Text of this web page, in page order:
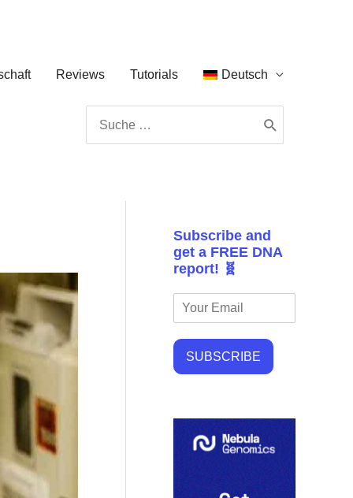
Reviews Tutorials Deutsch
for:
Subscribe and
get a FREE DNA
report! 🧬
SUBSCRIBE